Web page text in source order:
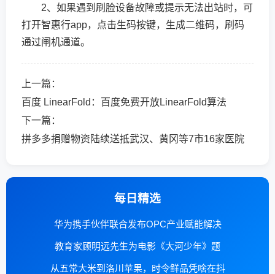
2、如果遇到刷脸设备故障或提示无法出站时，可
打开智惠行app，点击生码按键，生成二维码，刷码
通过闸机通道。
上一篇：
百度 LinearFold：百度免费开放LinearFold算法
下一篇：
拼多多捐赠物资陆续送抵武汉、黄冈等7市16家医院
每日精选
华为携手伙伴联合发布OPC产业赋能解决
教育家顾明远先生为电影《大河少年》题
从五常大米到洛川苹果，时令鲜品凭啥在抖